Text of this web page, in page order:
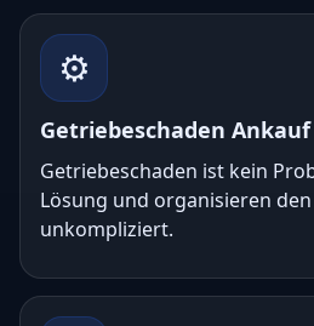
⚙️
Getriebeschaden Ankauf
Getriebeschaden ist kein
Lösung und organisieren
unkompliziert.